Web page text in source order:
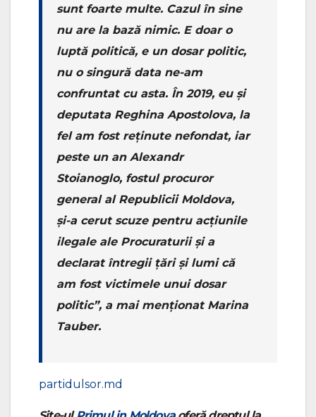
sunt foarte multe. Cazul în sine
nu are la bază nimic. E doar o
luptă politică, e un dosar politic,
nu o singură data ne-am
confruntat cu asta. În 2019, eu și
deputata Reghina Apostolova, la
fel am fost reținute nefondat, iar
peste un an Alexandr
Stoianoglo, fostul procuror
general al Republicii Moldova,
și-a cerut scuze pentru acțiunile
ilegale ale Procuraturii și a
declarat întregii țări și lumi că
am fost victimele unui dosar
politic”, a mai menționat Marina
Tauber.
partidulsor.md